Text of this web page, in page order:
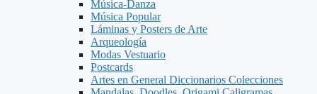
Música-Danza
Música Popular
Láminas y Posters de Arte
Arqueología
Modas Vestuario
Postcards
Artes en General Diccionarios Colecciones